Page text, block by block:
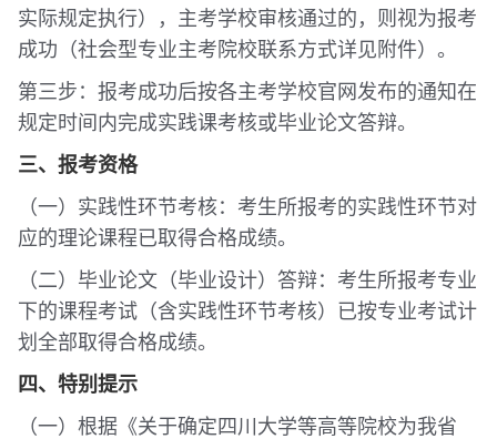
实际规定执行），主考学校审核通过的，则视为报考
成功（社会型专业主考院校联系方式详见附件）。
第三步：报考成功后按各主考学校官网发布的通知在
规定时间内完成实践课考核或毕业论文答辩。
三、报考资格
（一）实践性环节考核：考生所报考的实践性环节对
应的理论课程已取得合格成绩。
（二）毕业论文（毕业设计）答辩：考生所报考专业
下的课程考试（含实践性环节考核）已按专业考试计
划全部取得合格成绩。
四、特别提示
（一）根据《关于确定四川大学等高等院校为我省